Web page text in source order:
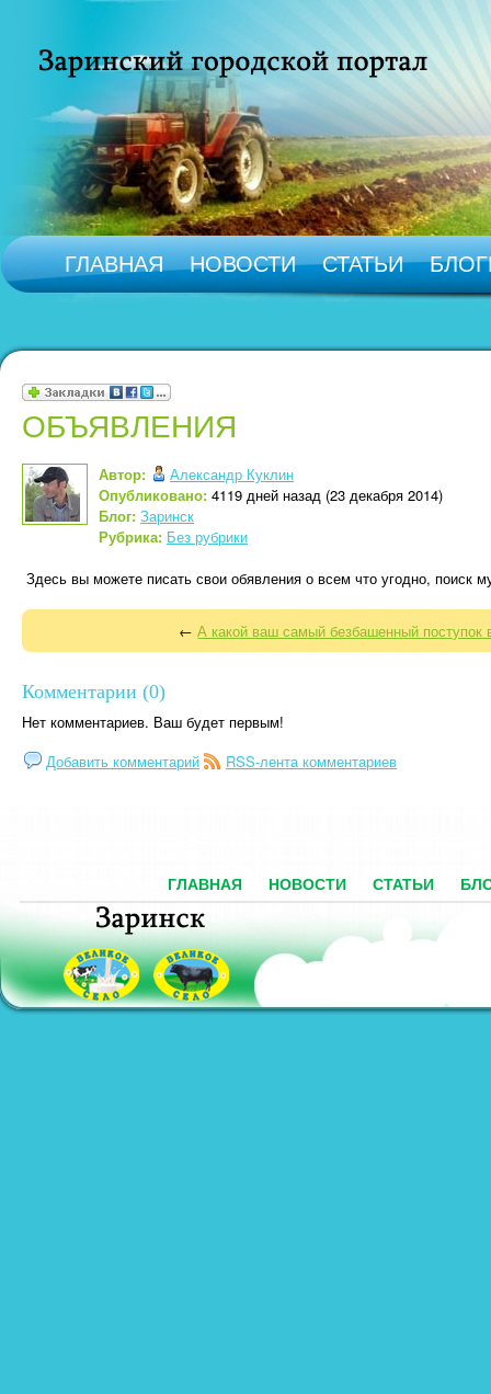
ГЛАВНАЯ НОВОСТИ СТАТЬИ
ОБЪЯВЛЕНИЯ
Автор:
Александр Куклин
Опубликовано: 4119 дней назад (23 декабря 2014)
Блог: Заринск
Рубрика: Без рубрики
Здесь вы можете писать свои обявления о всем что угодно, поиск
←А какой ваш самый безбашенный поступок
Комментарии (0)
Нет комментариев. Ваш будет первым!
Добавить комментарий
RSS-лента комментариев
ГЛАВНАЯ НОВОСТИ СТАТЬИ